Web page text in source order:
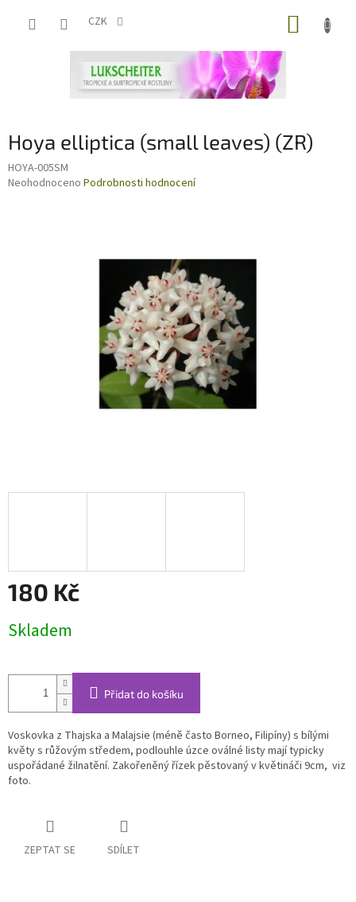
CZK
Hoya elliptica (small leaves) (ZR)
HOYA-005SM
Průměrné
Neohodnoceno Podrobnosti hodnocení
180 Kč
cena:
Skladem
Přidat do košíku
Voskovka z Thajska a Malajsie (méně často Borneo, Filipíny) s bílými
květy s růžovým středem, podlouhle úzce oválné listy mají typicky
uspořádané žilnatění. Zakořeněný řízek pěstovaný v květináči 9cm, viz
foto.
ZEPTAT SE SDÍLET